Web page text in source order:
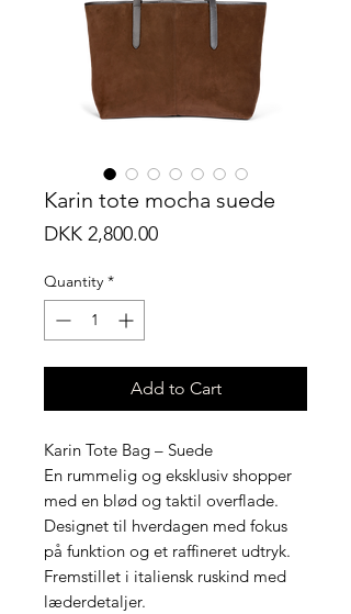
Karin tote mocha suede
DKK 2,800.00Price
Quantity *
Add to Cart
Karin Tote Bag – Suede
En rummelig og eksklusiv shopper
med en blød og taktil overflade.
Designet til hverdagen med fokus
på funktion og et raffineret udtryk.
Fremstillet i italiensk ruskind med
læderdetaljer.